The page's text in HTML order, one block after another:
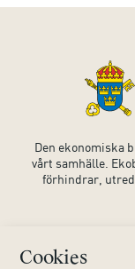
Cookies
Den ekonomiska
vårt samhälle.
förhindrar,